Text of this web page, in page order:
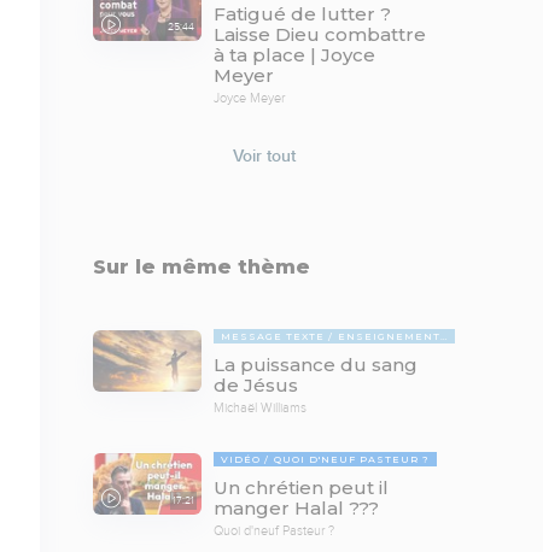
25:44
Fatigué de lutter ?
Laisse Dieu combattre
à ta place | Joyce
Meyer
Joyce Meyer
Voir tout
Sur le même thème
MESSAGE TEXTE ENSEIGNEMENTS BIBLIQUES
La puissance du sang
de Jésus
Michaël Williams
17:21
VIDÉO QUOI D'NEUF PASTEUR ?
Un chrétien peut il
manger Halal ???
Quoi d'neuf Pasteur ?